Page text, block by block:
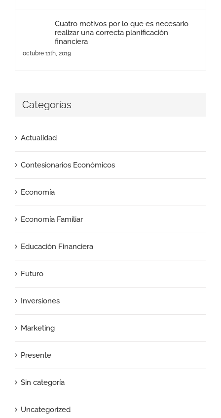
Cuatro motivos por lo que es necesario
realizar una correcta planificación
financiera
octubre 11th, 2019
Categorías
Actualidad
Contesionarios Económicos
Economía
Economía Familiar
Educación Financiera
Futuro
Inversiones
Marketing
Presente
Sin categoría
Uncategorized